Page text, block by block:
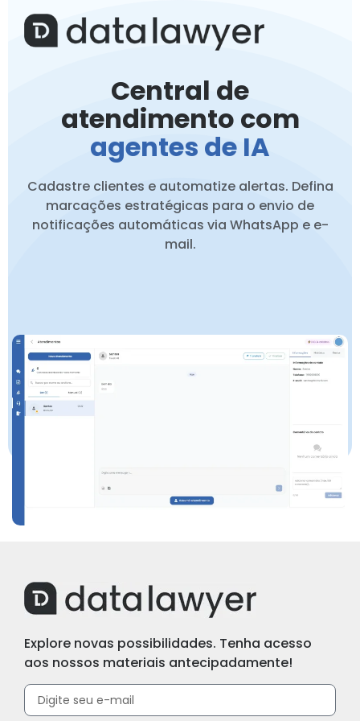
Central de
atendimento com
agentes de IA
Cadastre clientes e automatize alertas. Defina
marcações estratégicas para o envio de
notificações automáticas via WhatsApp e e-
mail.
Explore novas possibilidades. Tenha acesso
aos nossos materiais antecipadamente!